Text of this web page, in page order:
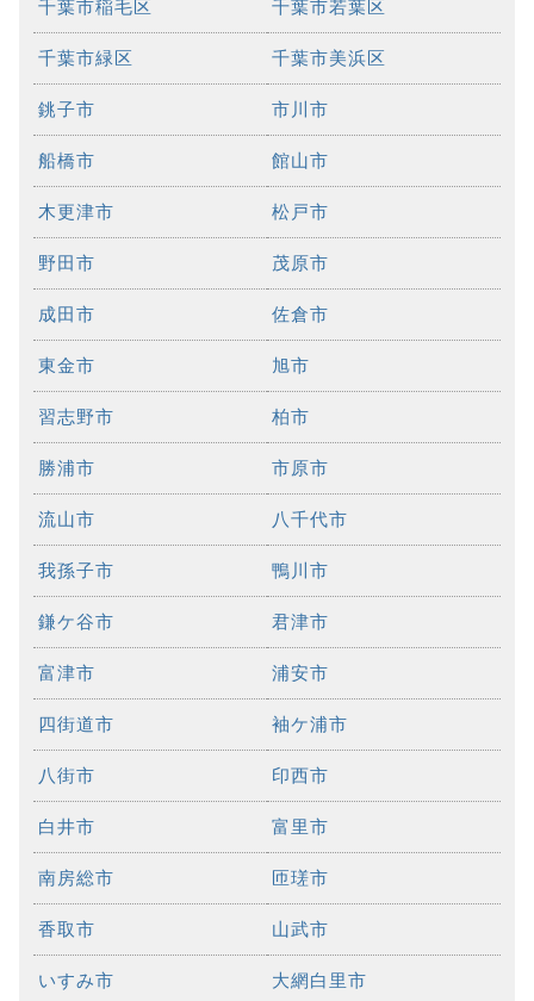
千葉市稲毛区 千葉市若葉区
千葉市緑区 千葉市美浜区
銚子市 市川市
船橋市 館山市
木更津市 松戸市
野田市 茂原市
成田市 佐倉市
東金市 旭市
習志野市 柏市
勝浦市 市原市
流山市 八千代市
我孫子市 鴨川市
鎌ケ谷市 君津市
富津市 浦安市
四街道市 袖ケ浦市
八街市 印西市
白井市 富里市
南房総市 匝瑳市
香取市 山武市
いすみ市 大網白里市